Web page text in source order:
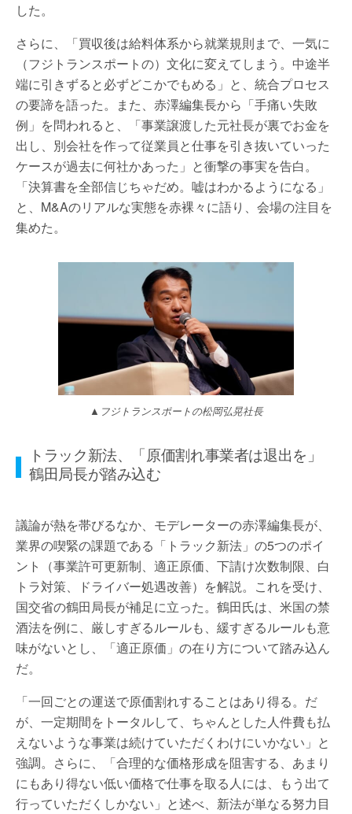
した。
さらに、「買収後は給料体系から就業規則まで、一気に
（フジトランスポートの）文化に変えてしまう。中途半
端に引きずると必ずどこかでもめる」と、統合プロセス
の要諦を語った。また、赤澤編集長から「手痛い失敗
例」を問われると、「事業譲渡した元社長が裏でお金を
出し、別会社を作って従業員と仕事を引き抜いていった
ケースが過去に何社かあった」と衝撃の事実を告白。
「決算書を全部信じちゃだめ。嘘はわかるようになる」
と、M&Aのリアルな実態を赤裸々に語り、会場の注目を
集めた。
▲フジトランスポートの松岡弘晃社長
トラック新法、「原価割れ事業者は退出を」
鶴田局長が踏み込む
議論が熱を帯びるなか、モデレーターの赤澤編集長が、
業界の喫緊の課題である「トラック新法」の5つのポイ
ント（事業許可更新制、適正原価、下請け次数制限、白
トラ対策、ドライバー処遇改善）を解説。これを受け、
国交省の鶴田局長が補足に立った。鶴田氏は、米国の禁
酒法を例に、厳しすぎるルールも、緩すぎるルールも意
味がないとし、「適正原価」の在り方について踏み込ん
だ。
「一回ごとの運送で原価割れすることはあり得る。だ
が、一定期間をトータルして、ちゃんとした人件費も払
えないような事業は続けていただくわけにいかない」と
強調。さらに、「合理的な価格形成を阻害する、あまり
にもあり得ない低い価格で仕事を取る人には、もう出て
行っていただくしかない」と述べ、新法が単なる努力目